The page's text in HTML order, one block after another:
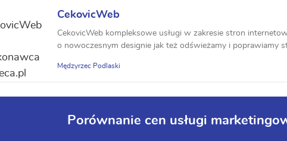
CekovicWeb
CekovicWeb kompleksowe usługi w zakresie stron
o nowoczesnym designie jak też odświeżamy i poprawiamy
Mędzyrzec Podlaski
Porównanie cen usługi